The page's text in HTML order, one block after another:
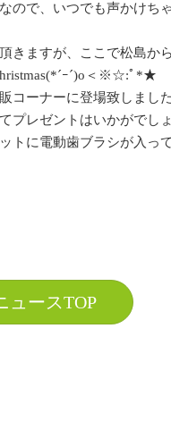
ので、いつでも声かけ
きますが、ここで松島か
ｰ´)o＜※☆:ﾟ*★
コーナーに登場致しま
プレゼントはいかがでし
トに電動歯ブラシが入っ
ュースTOP